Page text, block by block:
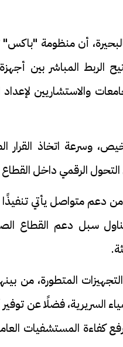
أن منظومة
الربط المباشر بين
والاستشاريين لإعداد
وسرعة اتخاذ
الرقمي داخل
متواصل يأتي تنفيذًا
سبل دعم القطاع
المتطورة، من
السريرية، فضلًا عن
المستشفيات